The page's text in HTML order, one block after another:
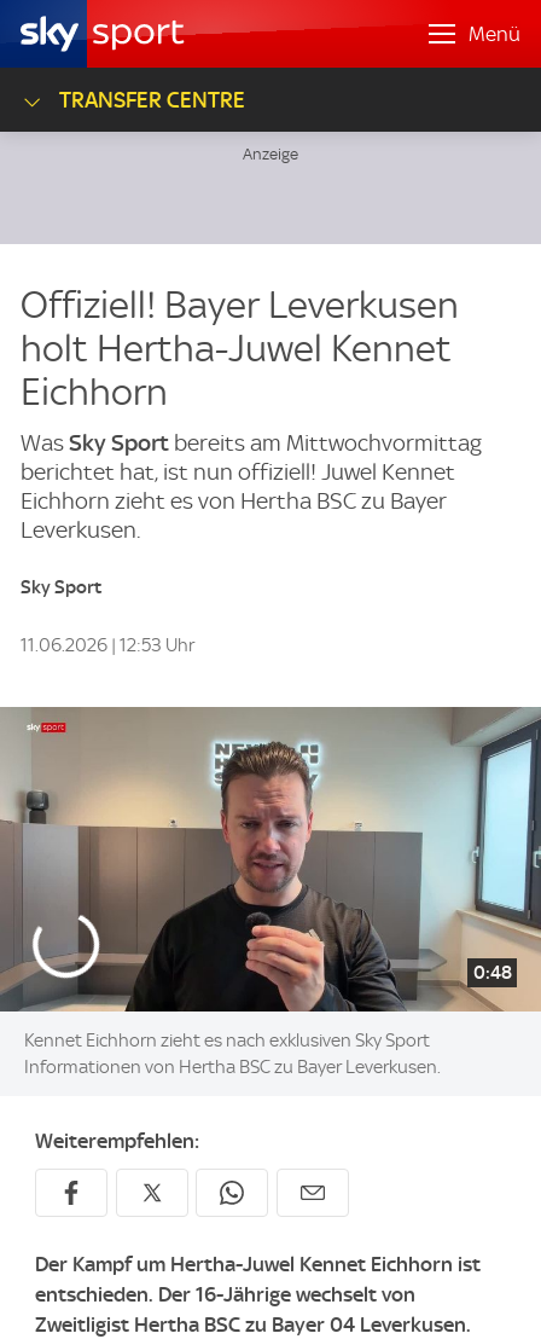
Menü
TRANSFER CENTRE
Offiziell! Bayer Leverkusen
holt Hertha-Juwel Kennet
Eichhorn
WasSky Sport bereits am Mittwochvormittag
berichtet hat, ist nun offiziell! Juwel Kennet
Eichhorn zieht es von Hertha BSC zu Bayer
Leverkusen.
Sky Sport
11.06.2026 | 12:53 Uhr
0:48
Kennet Eichhorn zieht es nach exklusiven Sky Sport
Informationen von Hertha BSC zu Bayer Leverkusen.
Weiterempfehlen:
Der Kampf um Hertha-Juwel Kennet Eichhorn ist
entschieden. Der 16-Jährige wechselt von
Zweitligist Hertha BSC zu Bayer 04 Leverkusen.